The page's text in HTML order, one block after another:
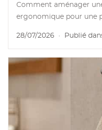
Comment aménager
ergonomique pour une
28/07/2026
· Publié